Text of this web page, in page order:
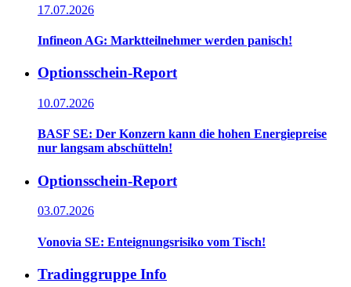
17.07.2026
Infineon AG: Marktteilnehmer werden panisch!
Optionsschein-Report
10.07.2026
BASF SE: Der Konzern kann die hohen Energiepreise
nur langsam abschütteln!
Optionsschein-Report
03.07.2026
Vonovia SE: Enteignungsrisiko vom Tisch!
Tradinggruppe Info